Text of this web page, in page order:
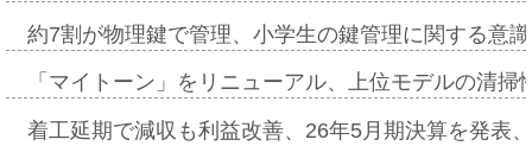
約7割が物理鍵で管理、小学生の鍵管理に関する意
「マイトーン」をリニューアル、上位モデルの清
着工延期で減収も利益改善、26年5月期決算を発表